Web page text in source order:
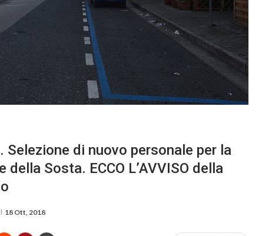
Selezione di nuovo personale per la
Sosta. ECCO L’AVVISO della
il 18 Ott, 2018